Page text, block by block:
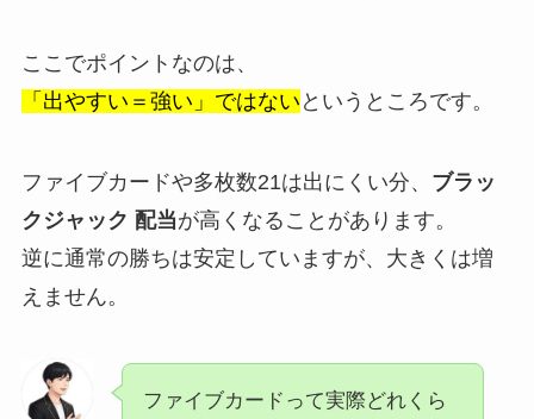
ここでポイントなのは、
「出やすい＝強い」ではない というところです。
ファイブカードや多枚数21は出にくい分、 ブラッ
クジャック 配当が高くなることがあります。
逆に通常の勝ちは安定していますが、大きくは増
えません。
ファイブカードって実際どれくら